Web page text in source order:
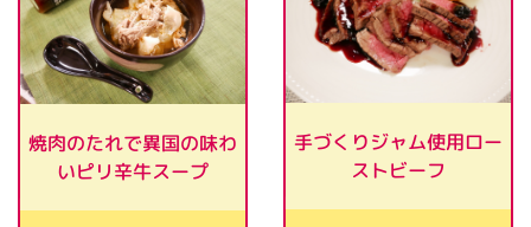
焼肉のたれで異国の味わ
いピリ辛牛スープ
手づくりジャム使用ロー
ストビーフ